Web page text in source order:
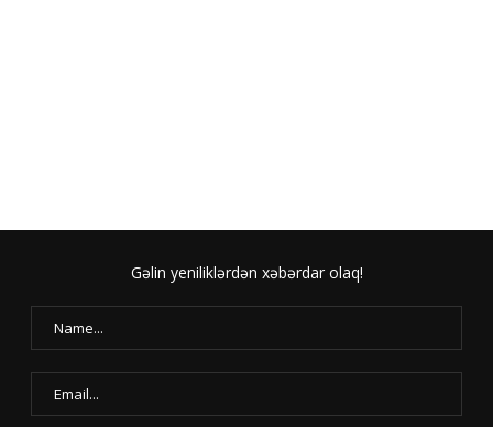
Gəlin yeniliklərdən xəbərdar olaq!